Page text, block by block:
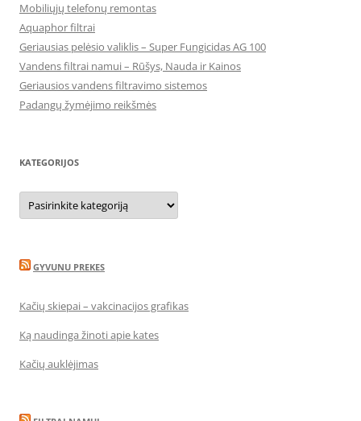
Mobiliųjų telefonų remontas
Aquaphor filtrai
Geriausias pelėsio valiklis – Super Fungicidas AG 100
Vandens filtrai namui – Rūšys, Nauda ir Kainos
Geriausios vandens filtravimo sistemos
Padangų žymėjimo reikšmės
KATEGORIJOS
Kategorijos
GYVUNU PREKES
Kačių skiepai – vakcinacijos grafikas
Ką naudinga žinoti apie kates
Kačių auklėjimas